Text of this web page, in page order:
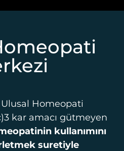
Ulusal Homeopati
kar amacı gütmeyen
kullanımını
suretiyle